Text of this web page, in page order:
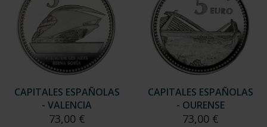
CAPITALES ESPAÑOLAS
- VALENCIA
73,00 €
CAPITALES ESPAÑOLAS
- OURENSE
73,00 €